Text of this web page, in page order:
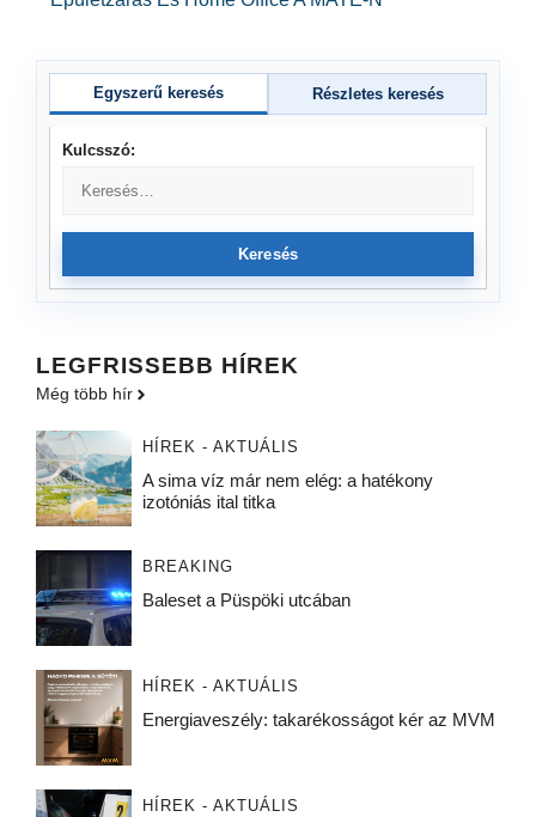
Egyszerű keresés Részletes keresés
Kulcsszó:
Keresés
LEGFRISSEBB HÍREK
Még több hír
HÍREK - AKTUÁLIS
A sima víz már nem elég: a hatékony
izotóniás ital titka
BREAKING
Baleset a Püspöki utcában
HÍREK - AKTUÁLIS
Energiaveszély: takarékosságot kér az MVM
HÍREK - AKTUÁLIS